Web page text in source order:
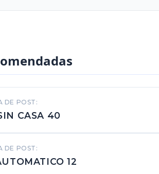
DE POST:
CASA 40
DE POST:
12